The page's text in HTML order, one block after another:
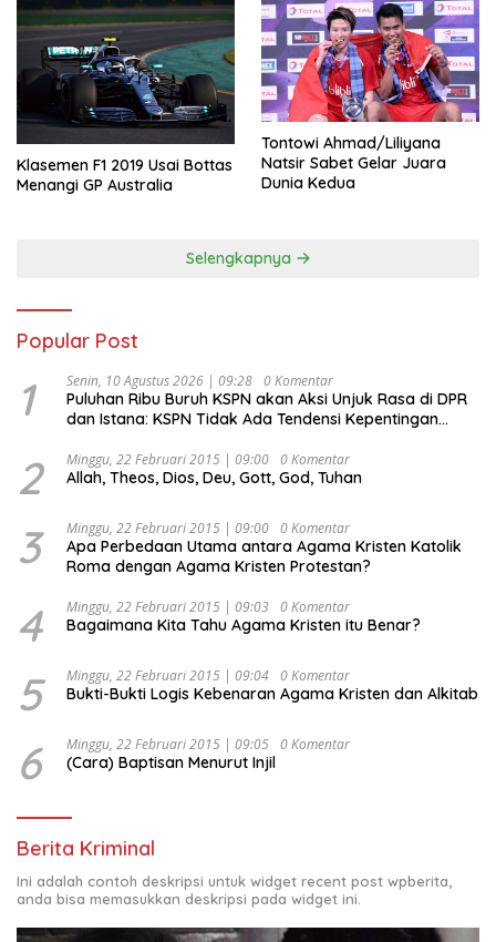
Klasemen F1 2019 Usai Bottas
Menangi GP Australia
Tontowi Ahmad/Liliyana
Natsir Sabet Gelar Juara
Dunia Kedua
Selengkapnya
Popular Post
1 Senin, 10 Agustus 2026 | 09:28 0 Komentar
Puluhan Ribu Buruh KSPN akan Aksi Unjuk Rasa di DPR
dan Istana: KSPN Tidak Ada Tendensi Kepentingan
2 Minggu, 22 Februari 2015 | 09:00 0 Komentar
Allah, Theos, Dios, Deu, Gott, God, Tuhan
3 Minggu, 22 Februari 2015 | 09:00 0 Komentar
Apa Perbedaan Utama antara Agama Kristen Katolik
Roma dengan Agama Kristen Protestan?
4 Minggu, 22 Februari 2015 | 09:03 0 Komentar
Bagaimana Kita Tahu Agama Kristen itu Benar?
5 Minggu, 22 Februari 2015 | 09:04 0 Komentar
Bukti-Bukti Logis Kebenaran Agama Kristen dan Alkitab
6 Minggu, 22 Februari 2015 | 09:05 0 Komentar
(Cara) Baptisan Menurut Injil
Berita Kriminal
Ini adalah contoh deskripsi untuk widget recent post wpberita,
anda bisa memasukkan deskripsi pada widget ini.